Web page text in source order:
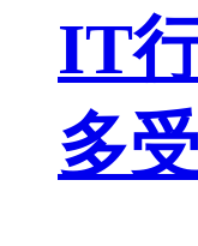
IT
多